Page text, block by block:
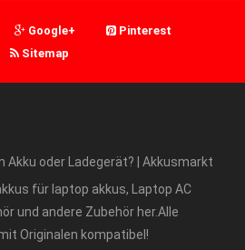
Google+
Pinterest
Sitemap
Akku oder Ladegerät? | Akkusmarkt
für laptop akkus, Laptop AC
und andere Zubehör her.Alle
Originalen kompatibel!